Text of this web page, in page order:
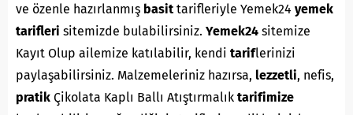
ve özenle hazırlanmış basittarifleriyle Yemek24 yemek
tarifleri sitemizde bulabilirsiniz. Yemek24 sitemize
Kayıt Olup ailemize katılabilir, kendi tariflerinizi
paylaşabilirsiniz. Malzemeleriniz hazırsa, lezzetli, nefis,
pratik Çikolata Kaplı Ballı Atıştırmalık tarifimize